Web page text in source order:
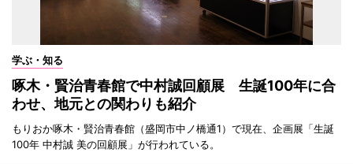
学ぶ・知る
啄木・賢治青春館で中村誠回顧展 生誕100年に合
わせ、地元との関わりも紹介
もりおか啄木・賢治青春館（盛岡市中ノ橋通1）で現在、企画展「生誕
100年 中村誠 美の回顧展」が行われている。